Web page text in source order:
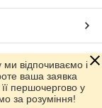
ми відпочиваємо і
ваша заявка
першочергово у
за розуміння!